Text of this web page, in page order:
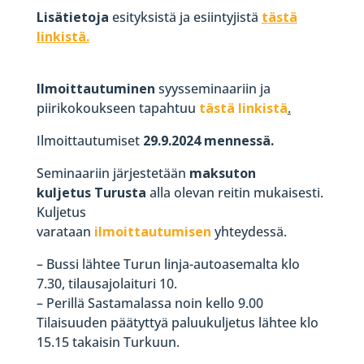
Lisätietoja esityksistä ja esiintyjistä tästä
linkistä.
Ilmoittautuminen syysseminaariin ja
piirikokoukseen tapahtuu tästä linkistä.
Ilmoittautumiset 29.9.2024 mennessä.
Seminaariin järjestetään maksuton
kuljetus Turusta alla olevan reitin mukaisesti.
Kuljetus
varataan ilmoittautumisen yhteydessä.
– Bussi lähtee Turun linja-autoasemalta klo
7.30, tilausajolaituri 10.
– Perillä Sastamalassa noin kello 9.00
Tilaisuuden päätyttyä paluukuljetus lähtee klo
15.15 takaisin Turkuun.